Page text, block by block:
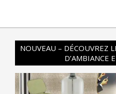
NOUVEAU – DÉCOUVREZ
D’AMBIANCE